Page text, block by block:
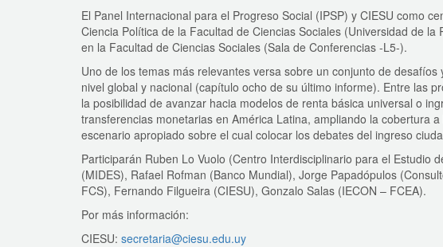
El Panel Internacional para el Progreso Social (IPSP) y CIESU como
Ciencia Política de la Facultad de Ciencias Sociales (Universidad de
en la Facultad de Ciencias Sociales (Sala de Conferencias -L5-).
Uno de los temas más relevantes versa sobre un conjunto de
nivel global y nacional (capítulo ocho de su último informe). Entre las
la posibilidad de avanzar hacia modelos de renta básica universal o
transferencias monetarias en América Latina, ampliando la cobertura
escenario apropiado sobre el cual colocar los debates del ingreso
Participarán Ruben Lo Vuolo (Centro Interdisciplinario para el Estudio
(MIDES), Rafael Rofman (Banco Mundial), Jorge Papadópulos
FCS), Fernando Filgueira (CIESU), Gonzalo Salas (IECON – FCEA).
Por más información:
CIESU: secretaria@ciesu.edu.uy